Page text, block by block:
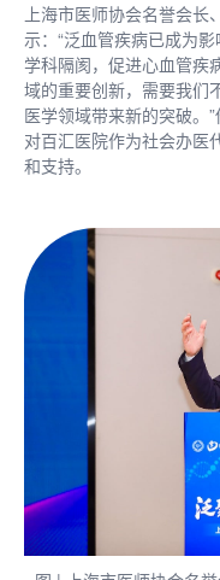
上海市医师协会名誉会
示：“泛血管疾病已成为
学科隔阂，促进心血管疾
域的重要创新，需要我们
医学领域带来新的突破。
对百汇医院作为社会办医
和支持。